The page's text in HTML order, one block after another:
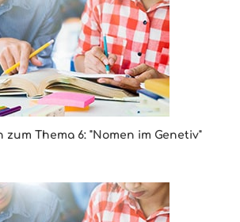
zum Thema 6: "Nomen im Genetiv"